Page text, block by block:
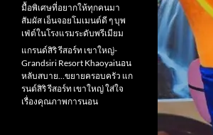
มื้อพิเศษที่อยากให้ทุกคนมา
สัมผัส เอ็นจอยโมเมนต์ดี ๆ บุพ
เฟ่ต์ในโรงแรมระดับพรีเมียม
แกรนด์สิริ​ รีสอร์ท​ เขาใหญ่​-
Grandsiri​ Resort​ Khaoyaiนอน
หลับสบาย…ขยายครอบครัว แก
รนด์สิริ รีสอร์ท เขาใหญ่ ใส่ใจ
เรื่องคุณภาพการนอน